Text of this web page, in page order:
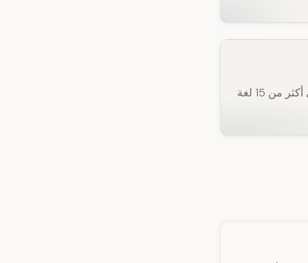
يمكن لمنشئي المحتوى إعادة توظيف المحتوى عبر أكثر من 20 لغة وإعداد ترجمات إلى أكثر من 15 لغة